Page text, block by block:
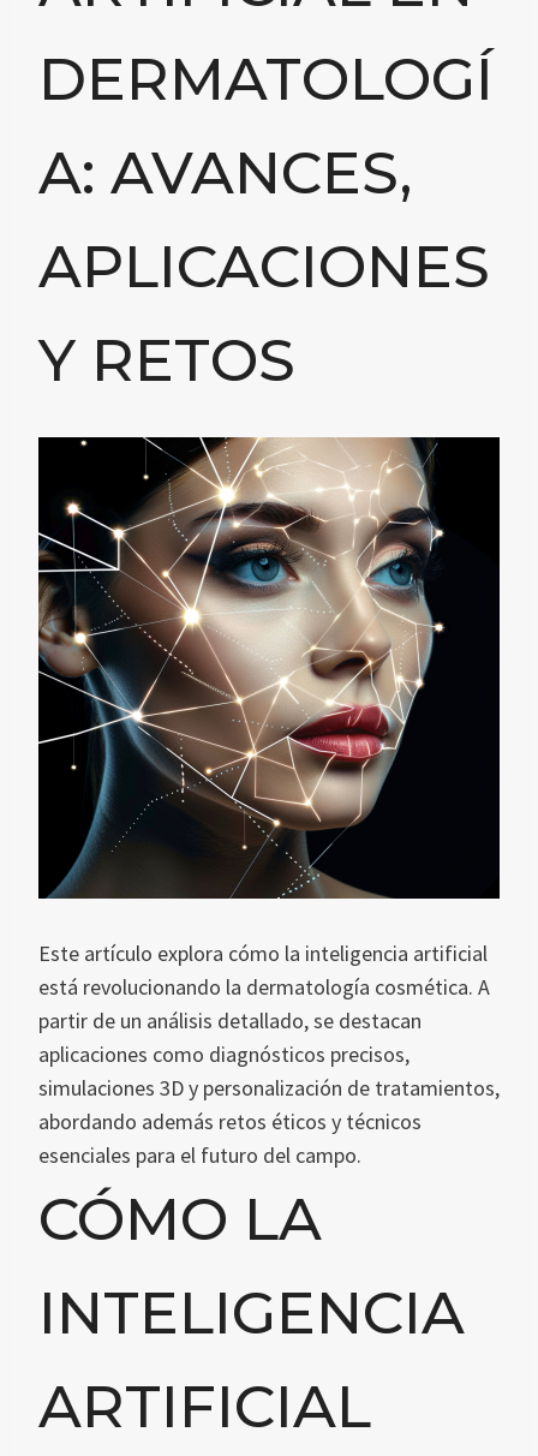
DERMATOLOGÍ
A: AVANCES,
APLICACIONES
Y RETOS
Este artículo explora cómo la inteligencia artificial
está revolucionando la dermatología cosmética. A
partir de un análisis detallado, se destacan
aplicaciones como diagnósticos precisos,
simulaciones 3D y personalización de tratamientos,
abordando además retos éticos y técnicos
esenciales para el futuro del campo.
CÓMO LA
INTELIGENCIA
ARTIFICIAL